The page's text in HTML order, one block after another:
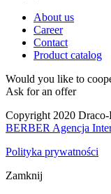
About us
Career
Contact
Product catalog
Would you like to
Ask for an offer
Copyright 2020
BERBER Agencja
Polityka prywatności
Zamknij